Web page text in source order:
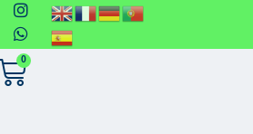
0